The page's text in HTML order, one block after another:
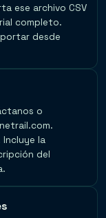
ese archivo CSV
completo.
desde
o
Incluye la
del